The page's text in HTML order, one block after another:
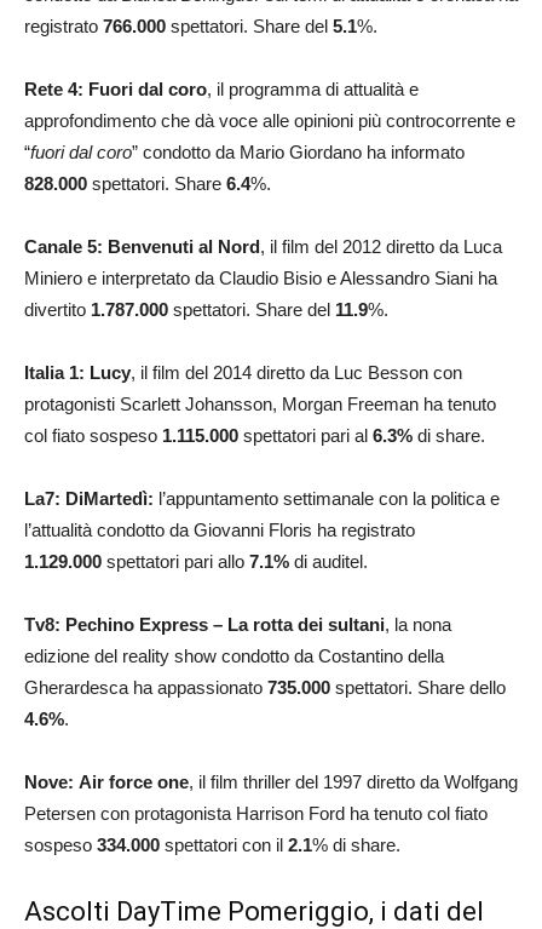
registrato 766.000 spettatori. Share del 5.1%.
Rete 4: Fuori dal coro, il programma di attualità e
approfondimento che dà voce alle opinioni più controcorrente e
“fuori dal coro” condotto da Mario Giordano ha informato
828.000 spettatori. Share 6.4%.
Canale 5: Benvenuti al Nord, il film del 2012 diretto da Luca
Miniero e interpretato da Claudio Bisio e Alessandro Siani ha
divertito 1.787.000 spettatori. Share del 11.9%.
Italia 1: Lucy, il film del 2014 diretto da Luc Besson con
protagonisti Scarlett Johansson, Morgan Freeman ha tenuto
col fiato sospeso 1.115.000 spettatori pari al 6.3% di share.
La7: DiMartedì: l’appuntamento settimanale con la politica e
l’attualità condotto da Giovanni Floris ha registrato
1.129.000 spettatori pari allo 7.1% di auditel.
Tv8: Pechino Express – La rotta dei sultani, la nona
edizione del reality show condotto da Costantino della
Gherardesca ha appassionato 735.000 spettatori. Share dello
4.6%.
Nove: Air force one, il film thriller del 1997 diretto da Wolfgang
Petersen con protagonista Harrison Ford ha tenuto col fiato
sospeso 334.000 spettatori con il 2.1% di share.
Ascolti DayTime Pomeriggio, i dati del